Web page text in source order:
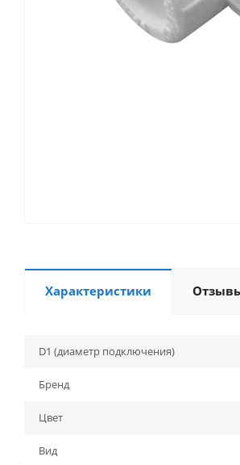
Характеристики
D1 (диаметр подключения)
Бренд
Цвет
Вид